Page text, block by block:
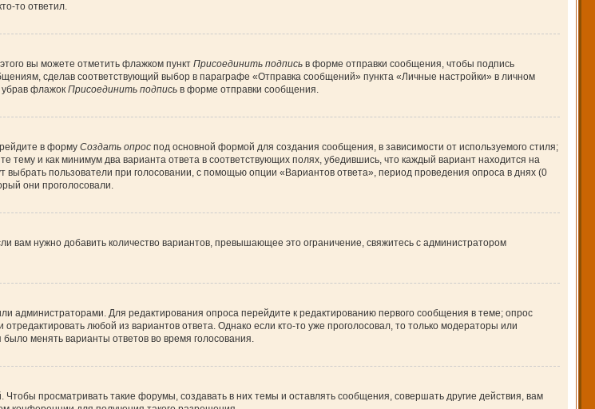
то ответил.
вы можете отметить флажком пункт Присоединить подписьв форме отправки сообщения, чтобы подпись
сделав соответствующий выбор в параграфе «Отправка сообщений» пункта «Личные настройки» в личном
флажок Присоединить подписьв форме отправки сообщения.
в форму Создать опроспод основной формой для создания сообщения, в зависимости от используемого стиля;
и как минимум два варианта ответа в соответствующих полях, убедившись, что каждый вариант находится на
выбрать пользователи при голосовании, с помощью опции «Вариантов ответа», период проведения опроса в днях (0
они проголосовали.
вам нужно добавить количество вариантов, превышающее это ограничение, свяжитесь с администратором
администраторами. Для редактирования опроса перейдите к редактированию первого сообщения в теме; опрос
любой из вариантов ответа. Однако если кто-то уже проголосовал, то только модераторы или
менять варианты ответов во время голосования.
просматривать такие форумы, создавать в них темы и оставлять сообщения, совершать другие действия, вам